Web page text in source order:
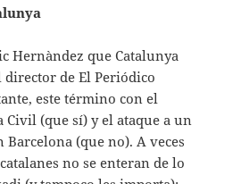
Hernàndez que Catalunya
director de El Periódico
este término con el
Civil (que sí) y el ataque a un
(que no). A veces
no se enteran de lo